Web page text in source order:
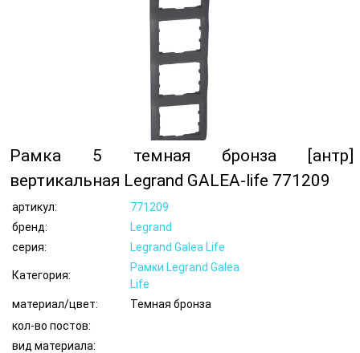
Рамка 5 темная бронза [антр]
вертикальная Legrand GALEA-life 771209
артикул:
771209
бренд:
Legrand
серия:
Legrand Galea Life
Категория:
Рамки Legrand Galea
Life
материал/цвет:
Темная бронза
кол-во постов:
вид материала: